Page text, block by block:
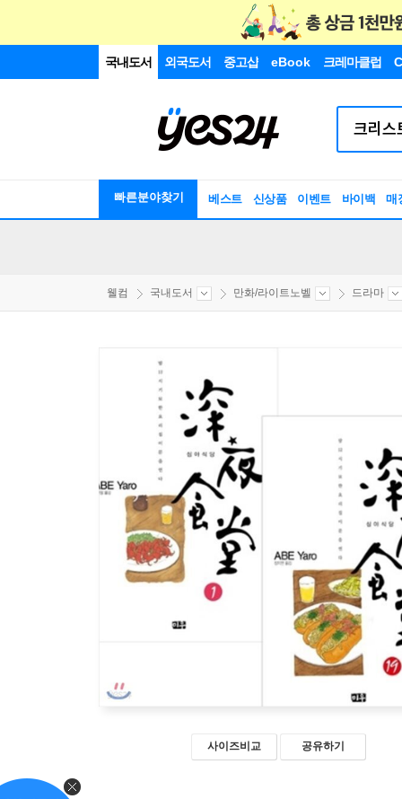
국내도서 외국도서 중고샵 eBook 크레마클럽
빠른분야찾기 베스트 신상품 이벤트 바이백 매
웰컴 국내도서 만화/라이트노벨 드라마
사이즈비교 공유하기